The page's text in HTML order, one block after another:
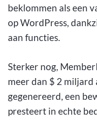
beklommen als een
op WordPress,
aan functies.
Sterker nog,
meer dan $ 2 miljard
gegenereerd, een
presteert in echte